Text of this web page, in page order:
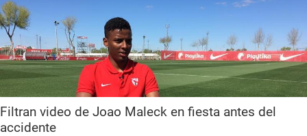
Filtran video de Joao Maleck en fiesta antes del
accidente